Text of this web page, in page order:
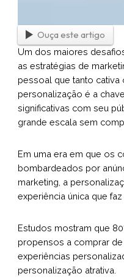
Ouça este artigo
Um dos maiores
as estratégias de
pessoal que tanto cativa
personalização é a
significativas com seu
grande escala sem
Em uma era em que os
bombardeados por
marketing, a
experiência única que
Estudos mostram que
propensos a comprar
experiências
personalização atrativa.